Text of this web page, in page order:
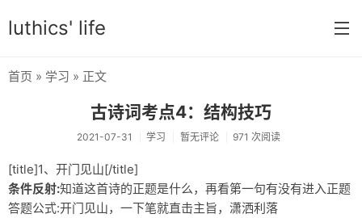
luthics' life
分类
编程
首页 » 学习 » 正文
古诗词考点4：结构技巧
2021-07-31 学习 暂无评论 971 次阅读
[title]1、开门见山[/title]
条件反射:知道这首诗的正题是什么，再看第一句有没有进入正题
答题公式:开门见山，一下笔就直击主旨，潇洒利落